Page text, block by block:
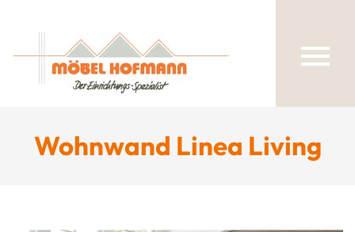
Wohnwand Linea Living